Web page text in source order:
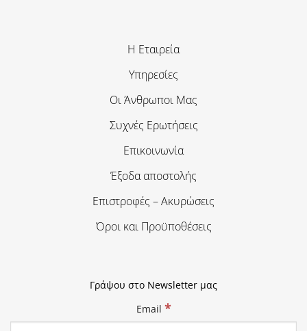
Η Εταιρεία
Υπηρεσίες
Οι Άνθρωποι Μας
Συχνές Ερωτήσεις
Επικοινωνία
Έξοδα αποστολής
Επιστροφές – Ακυρώσεις
Όροι και Προϋποθέσεις
Γράψου στο Newsletter μας
Email *